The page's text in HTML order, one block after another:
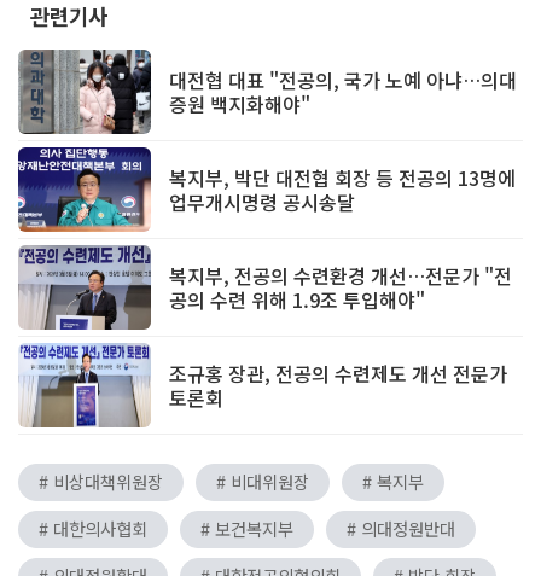
관련기사
대전협 대표 "전공의, 국가 노예 아냐…의대
증원 백지화해야"
복지부, 박단 대전협 회장 등 전공의 13명에
업무개시명령 공시송달
복지부, 전공의 수련환경 개선…전문가 "전
공의 수련 위해 1.9조 투입해야"
조규홍 장관, 전공의 수련제도 개선 전문가
토론회
# 비상대책위원장 # 비대위원장
# 복지부
# 대한의사협회
# 보건복지부
# 의대정원반대